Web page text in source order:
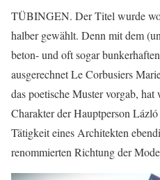
TÜBINGEN. Der Titel wurde
halber gewählt. Denn mit dem
beton- und oft sogar
ausgerechnet Le Corbusiers
das poetische Muster vorgab,
Charakter der Hauptperson
Tätigkeit eines Architekten
renommierten Richtung der